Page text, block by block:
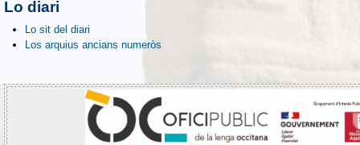
Lo diari
Lo sit del diari
Los arquius ancians numeròs